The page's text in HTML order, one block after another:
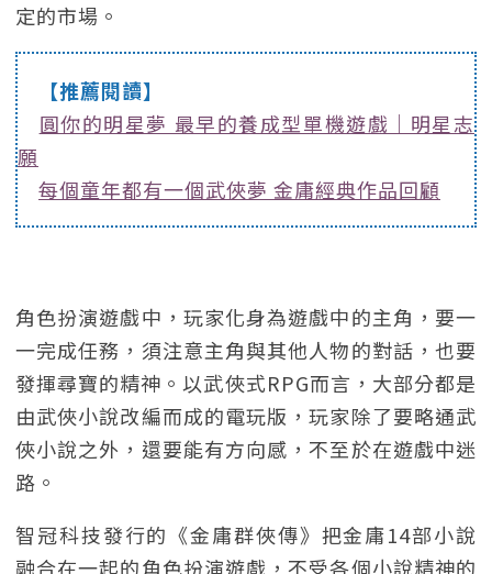
定的市場。
【推薦閱讀】
圓你的明星夢 最早的養成型單機遊戲｜明星志
願
每個童年都有一個武俠夢 金庸經典作品回顧
角色扮演遊戲中，玩家化身為遊戲中的主角，要一
一完成任務，須注意主角與其他人物的對話，也要
發揮尋寶的精神。以武俠式RPG而言，大部分都是
由武俠小說改編而成的電玩版，玩家除了要略通武
俠小說之外，還要能有方向感，不至於在遊戲中迷
路。
智冠科技發行的《金庸群俠傳》把金庸14部小說
融合在一起的角色扮演遊戲，不受各個小說精神的